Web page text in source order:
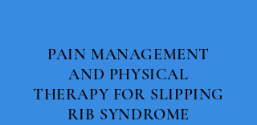
PAIN MANAGEMENT
AND PHYSICAL
THERAPY FOR SLIPPING
RIB SYNDROME